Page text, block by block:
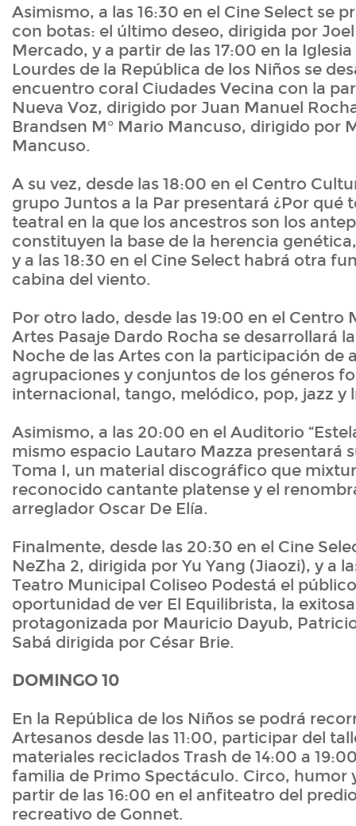
Asimismo, a las 16:30 en el Cine Select se
con botas: el último deseo, dirigida por
Mercado, y a partir de las 17:00 en la
Lourdes de la República de los Niños se
encuentro coral Ciudades Vecina con la
Nueva Voz, dirigido por Juan Manuel
Brandsen M° Mario Mancuso, dirigido por
Mancuso.
A su vez, desde las 18:00 en el Centro
grupo Juntos a la Par presentará ¿Por qué
teatral en la que los ancestros son los
constituyen la base de la herencia
y a las 18:30 en el Cine Select habrá otra
cabina del viento.
Por otro lado, desde las 19:00 en el Centro
Artes Pasaje Dardo Rocha se desarrollará
Noche de las Artes con la participación de
agrupaciones y conjuntos de los géneros
internacional, tango, melódico, pop, jazz y
Asimismo, a las 20:00 en el Auditorio
mismo espacio Lautaro Mazza presentará
Toma I, un material discográfico que
reconocido cantante platense y el
arreglador Oscar De Elía.
Finalmente, desde las 20:30 en el Cine
NeZha 2, dirigida por Yu Yang (Jiaozi), y a
Teatro Municipal Coliseo Podestá el
oportunidad de ver El Equilibrista, la
protagonizada por Mauricio Dayub,
Sabá dirigida por César Brie.
DOMINGO 10
En la República de los Niños se podrá
Artesanos desde las 11:00, participar del
materiales reciclados Trash de 14:00 a
familia de Primo Spectáculo. Circo, humor
partir de las 16:00 en el anfiteatro del
recreativo de Gonnet.